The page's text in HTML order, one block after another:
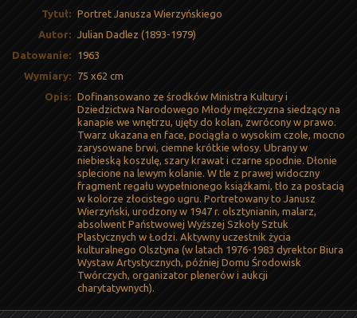
Tytuł: Portret Janusza Wierzyńskiego
Autor: Julian Dadlez (1893-1979)
Datowanie:
1963
Wymiary:
75 x62 cm
Opis: Dofinansowano ze środków Ministra Kultury i
Dziedzictwa Narodowego Młody mężczyzna siedzący na
kanapie we wnętrzu, ujęty do kolan, zwrócony w prawo.
Twarz ukazana en face, pociągła o wysokim czole, mocno
zarysowane brwi, ciemne krótkie włosy. Ubrany w
niebieską koszulę, szary krawat i czarne spodnie. Dłonie
splecione na lewym kolanie. W tle z prawej widoczny
fragment regału wypełnionego książkami, tło za postacią
w kolorze złocistego ugru. Portretowany to Janusz
Wierzyński, urodzony w 1947 r. olsztynianin, malarz,
absolwent Państwowej Wyższej Szkoły Sztuk
Plastycznych w Łodzi. Aktywny uczestnik życia
kulturalnego Olsztyna (w latach 1976-1983 dyrektor Biura
Wystaw Artystycznych, później Domu Środowisk
Twórczych, organizator plenerów i aukcji
charytatywnych).